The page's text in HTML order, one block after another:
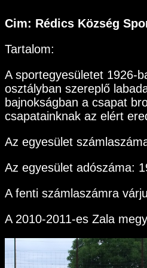
Cim: Rédics Község
Tartalom:
A sportegyesületet 1926-
osztályban szereplő
bajnokságban a csapat
csapatainknak az elért
Az egyesület
Az egyesület adószáma:
A fenti számlaszámra
A 2010-2011-es Zala